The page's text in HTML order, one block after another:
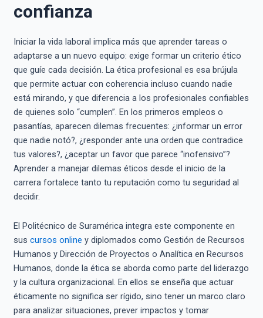
confianza
Iniciar la vida laboral implica más que aprender tareas o
adaptarse a un nuevo equipo: exige formar un criterio ético
que guíe cada decisión. La ética profesional es esa brújula
que permite actuar con coherencia incluso cuando nadie
está mirando, y que diferencia a los profesionales confiables
de quienes solo “cumplen”. En los primeros empleos o
pasantías, aparecen dilemas frecuentes: ¿informar un error
que nadie notó?, ¿responder ante una orden que contradice
tus valores?, ¿aceptar un favor que parece “inofensivo”?
Aprender a manejar dilemas éticos desde el inicio de la
carrera fortalece tanto tu reputación como tu seguridad al
decidir.
El Politécnico de Suramérica integra este componente en
sus cursos online y diplomados como Gestión de Recursos
Humanos y Dirección de Proyectos o Analítica en Recursos
Humanos, donde la ética se aborda como parte del liderazgo
y la cultura organizacional. En ellos se enseña que actuar
éticamente no significa ser rígido, sino tener un marco claro
para analizar situaciones, prever impactos y tomar